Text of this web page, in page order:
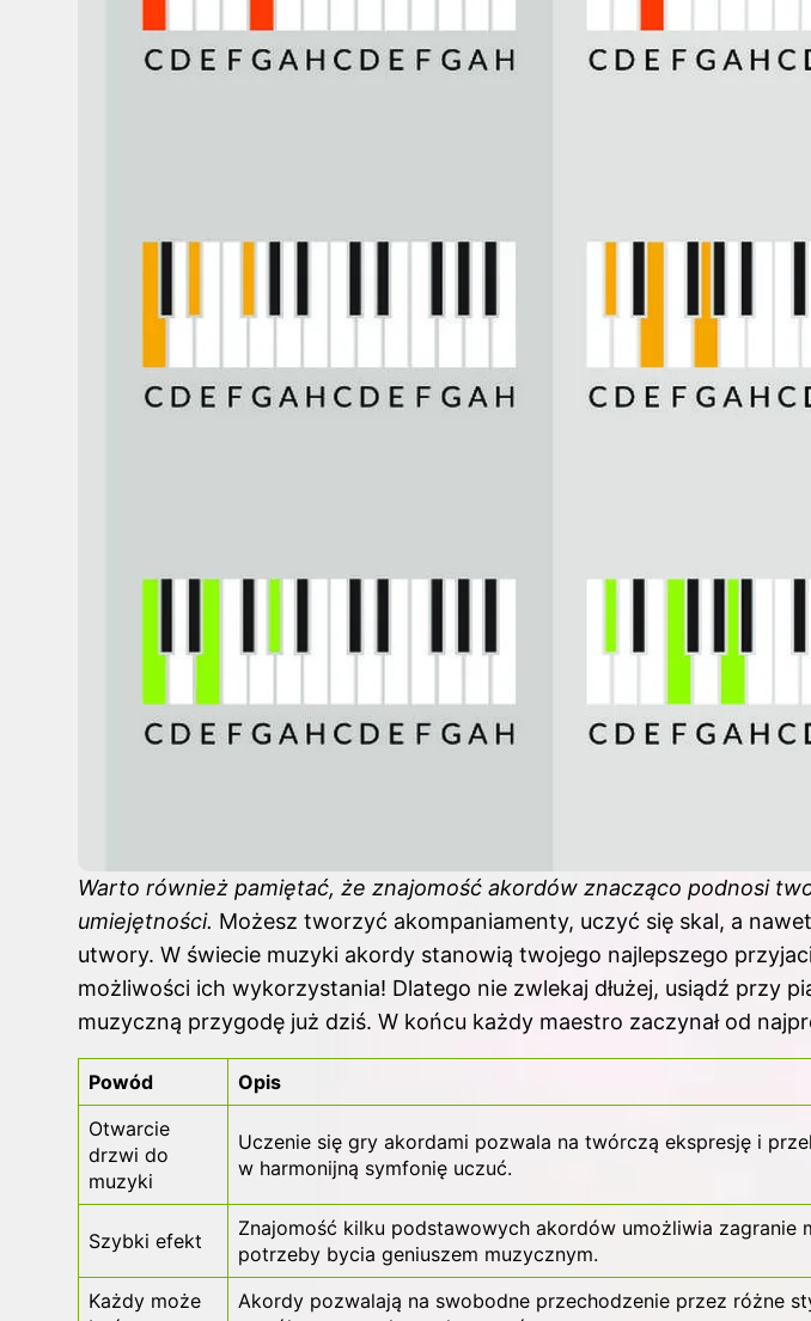
Warto również pamiętać, że znajomość akordów znacząco podnosi
umiejętności. Możesz tworzyć akompaniamenty, uczyć się skal, a
utwory. W świecie muzyki akordy stanowią twojego najlepszego
możliwości ich wykorzystania! Dlatego nie zwlekaj dłużej, usiądź przy
muzyczną przygodę już dziś. W końcu każdy maestro zaczynał od
Powód
Opis
Otwarcie
drzwi do
muzyki
Uczenie się gry akordami pozwala na twórczą ekspresję i
w harmonijną symfonię uczuć.
Szybki efekt
Znajomość kilku podstawowych akordów umożliwia zagranie
potrzeby bycia geniuszem muzycznym.
Każdy może
Akordy pozwalają na swobodne przechodzenie przez różne